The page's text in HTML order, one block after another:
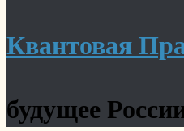
Квантовая
будущее